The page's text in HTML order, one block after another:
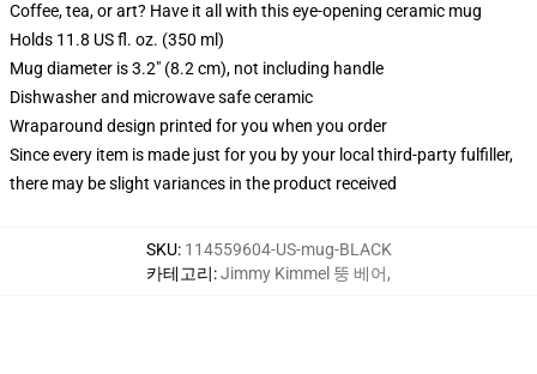
Coffee, tea, or art? Have it all with this eye-opening ceramic mug
Holds 11.8 US fl. oz. (350 ml)
Mug diameter is 3.2" (8.2 cm), not including handle
Dishwasher and microwave safe ceramic
Wraparound design printed for you when you order
Since every item is made just for you by your local third-party fulfiller,
there may be slight variances in the product received
SKU: 114559604-US-mug-BLACK
카테고리:Jimmy Kimmel 뚱 베어,